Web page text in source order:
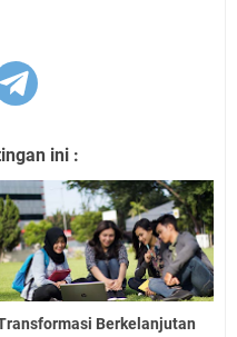
ini :
Berkelanjutan